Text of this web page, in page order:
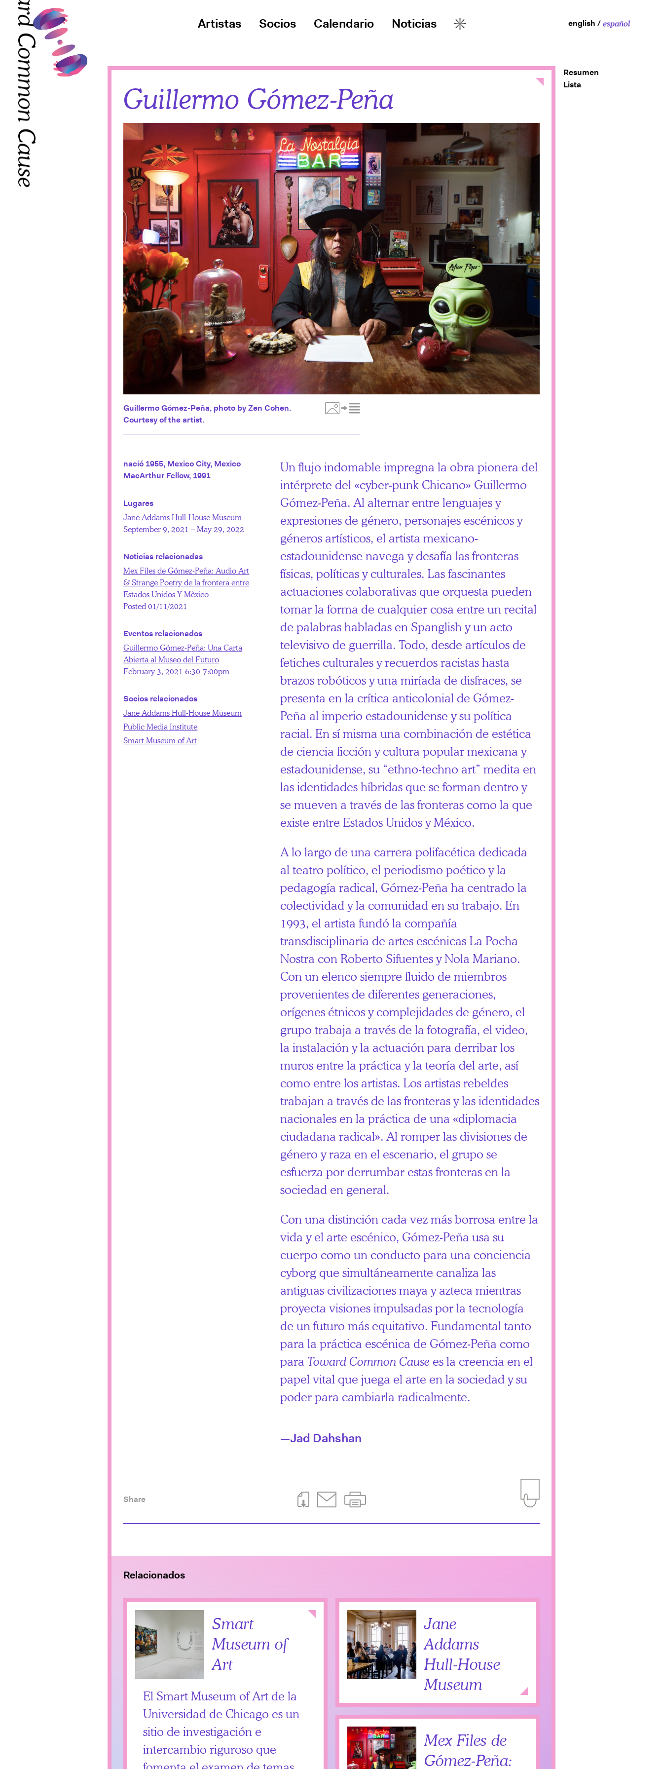
Toward Common Cause
Artistas Socios Calendario
Noticias
english español
Resumen
Lista
Guillermo Gómez-Peña
Guillermo Gómez-Peña, photo by Zen Cohen.
Courtesy of the artist.
Un flujo indomable impregna la obra pionera del
intérprete del «cyber-punk Chicano» Guillermo
Gómez-Peña. Al alternar entre lenguajes y
expresiones de género, personajes escénicos y
géneros artísticos, el artista mexicano-
estadounidense navega y desafía las fronteras
físicas, políticas y culturales. Las fascinantes
actuaciones colaborativas que orquesta pueden
tomar la forma de cualquier cosa entre un recital
de palabras habladas en Spanglish y un acto
televisivo de guerrilla. Todo, desde artículos de
fetiches culturales y recuerdos racistas hasta
brazos robóticos y una miríada de disfraces, se
presenta en la crítica anticolonial de Gómez-
Peña al imperio estadounidense y su política
racial. En sí misma una combinación de estética
de ciencia ficción y cultura popular mexicana y
estadounidense, su “ethno-techno art” medita en
las identidades híbridas que se forman dentro y
se mueven a través de las fronteras como la que
existe entre Estados Unidos y México.
A lo largo de una carrera polifacética dedicada
al teatro político, el periodismo poético y la
pedagogía radical, Gómez-Peña ha centrado la
colectividad y la comunidad en su trabajo. En
1993, el artista fundó la compañía
transdisciplinaria de artes escénicas La Pocha
Nostra con Roberto Sifuentes y Nola Mariano.
Con un elenco siempre fluido de miembros
provenientes de diferentes generaciones,
orígenes étnicos y complejidades de género, el
grupo trabaja a través de la fotografía, el video,
la instalación y la actuación para derribar los
muros entre la práctica y la teoría del arte, así
como entre los artistas. Los artistas rebeldes
trabajan a través de las fronteras y las identidades
nacionales en la práctica de una «diplomacia
ciudadana radical». Al romper las divisiones de
género y raza en el escenario, el grupo se
esfuerza por derrumbar estas fronteras en la
sociedad en general.
Con una distinción cada vez más borrosa entre la
vida y el arte escénico, Gómez-Peña usa su
cuerpo como un conducto para una conciencia
cyborg que simultáneamente canaliza las
antiguas civilizaciones maya y azteca mientras
proyecta visiones impulsadas por la tecnología
de un futuro más equitativo. Fundamental tanto
para la práctica escénica de Gómez-Peña como
para Toward Common Cause es la creencia en el
papel vital que juega el arte en la sociedad y su
poder para cambiarla radicalmente.
—Jad Dahshan
nació 1955, Mexico City, Mexico
MacArthur Fellow, 1991
Lugares
Jane Addams Hull-House Museum
September 9, 2021 – May 29, 2022
Noticias relacionadas
Mex Files de Gómez-Peña: Audio Art
& Strange Poetry de la frontera entre
Estados Unidos Y Mèxico
Posted 01/11/2021
Eventos relacionados
Guillermo Gómez-Peña: Una Carta
Abierta al Museo del Futuro
February 3, 2021 6:30-7:00pm
Socios relacionados
Jane Addams Hull-House Museum
Public Media Institute
Smart Museum of Art
Share
Relacionados
Collapse
Smart
Museum of
Art
El Smart Museum of Art de la
Universidad de Chicago es un
sitio de investigación e
intercambio riguroso que
Expand
Jane
Addams
Hull-House
Museum
Add to Itinerary
Mex Files de
Gómez-Peña:
Close
Toward Common Cause